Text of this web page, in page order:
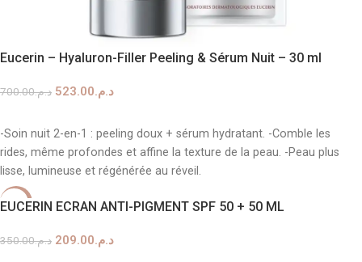
Eucerin – Hyaluron-Filler Peeling & Sérum Nuit – 30 ml
د.م.700.00 د.م.523.00
-Soin nuit 2-en-1 : peeling doux + sérum hydratant. -Comble les
rides, même profondes et affine la texture de la peau. -Peau plus
lisse, lumineuse et régénérée au réveil.
-40%
EUCERIN ECRAN ANTI-PIGMENT SPF 50 + 50 ML
د.م.350.00 د.م.209.00